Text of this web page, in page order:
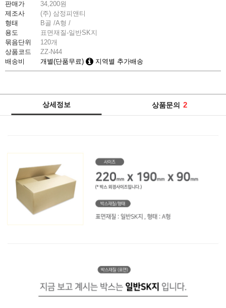
판매가 34,200원
제조사
(주) 삼정피앤티
형태
B골 /A형 /
용도
표면재질-일반SK지
묶음단위
120개
상품코드
ZZ-N44
배송비
개별(단품무료) 지역별 추가배송
상세정보 상품문의 2